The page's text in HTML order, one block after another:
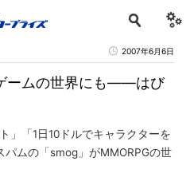
2007年6月6日
ームの世界にも――はび
」「1日10ドルでキャラクターを
ムの「smog」がMMORPGの世